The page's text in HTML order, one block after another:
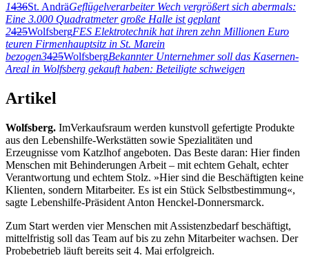
1436St. AndräGeflügelverarbeiter Wech vergrößert sich abermals:
Eine 3.000 Quadratmeter große Halle ist geplant
2425WolfsbergFES Elektrotechnik hat ihren zehn Millionen Euro
teuren Firmenhauptsitz in St. Marein
bezogen3425WolfsbergBekannter Unternehmer soll das Kasernen-
Areal in Wolfsberg gekauft haben: Beteiligte schweigen
Artikel
Wolfsberg. ImVerkaufsraum werden kunstvoll gefertigte Produkte
aus den Lebenshilfe-Werkstätten sowie Spezialitäten und
Erzeugnisse vom Katzlhof angeboten. Das Beste daran: Hier finden
Menschen mit Behinderungen Arbeit – mit echtem Gehalt, echter
Verantwortung und echtem Stolz. »Hier sind die Beschäftigten keine
Klienten, sondern Mitarbeiter. Es ist ein Stück Selbstbestimmung«,
sagte Lebenshilfe-Präsident Anton Henckel-Donnersmarck.
Zum Start werden vier Menschen mit Assistenzbedarf beschäftigt,
mittelfristig soll das Team auf bis zu zehn Mitarbeiter wachsen. Der
Probebetrieb läuft bereits seit 4. Mai erfolgreich.